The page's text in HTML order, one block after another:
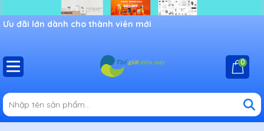
Ưu đãi lớn dành cho thành viên mới
0